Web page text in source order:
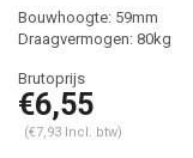
Bouwhoogte: 59mm
Draagvermogen: 80kg
€6,55
(€7,93 Incl. btw)